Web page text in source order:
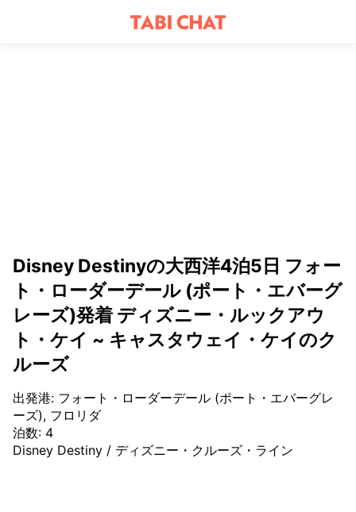
Disney Destinyの大西洋4泊5日 フォー
ト・ローダーデール (ポート・エバーグ
レーズ)発着 ディズニー・ルックアウ
ト・ケイ ~ キャスタウェイ・ケイのク
ルーズ
出発港: フォート・ローダーデール (ポート・エバーグレ
ーズ), フロリダ
泊数: 4
Disney Destiny / ディズニー・クルーズ・ライン